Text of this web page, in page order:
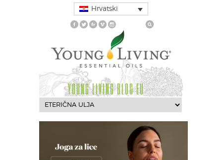
Hrvatski
YOUNG LIVING BLOG EU